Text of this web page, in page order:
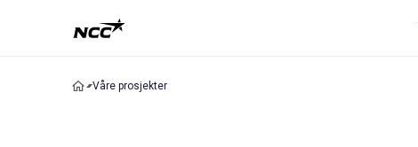
Våre prosjekter